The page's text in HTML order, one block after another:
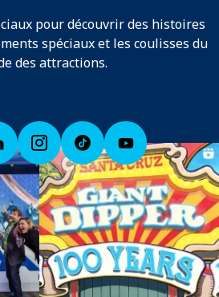
pour découvrir des histoires
spéciaux et les coulisses du
des attractions.